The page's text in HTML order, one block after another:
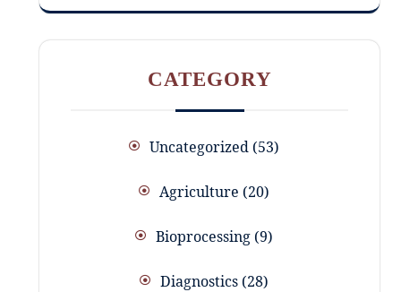
CATEGORY
Uncategorized 53
Agriculture 20
Bioprocessing 9
Diagnostics 28